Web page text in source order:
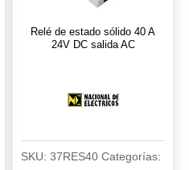
Relé de estado sólido 40 A
24V DC salida AC
SKU: 37RES40 Categorías: